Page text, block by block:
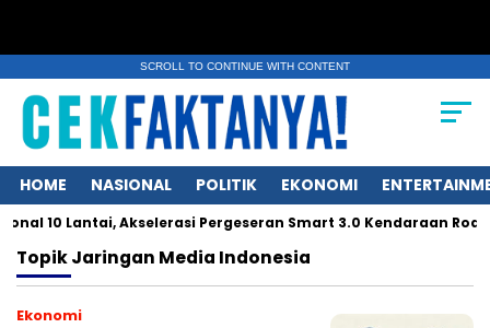
SCROLL TO CONTINUE WITH CONTENT
HOME NASIONAL POLITIK EKONOMI
10 Lantai, Akselerasi Pergeseran Smart 3.0 Kendaraan Roda
TopikJaringan Media Indonesia
Ekonomi